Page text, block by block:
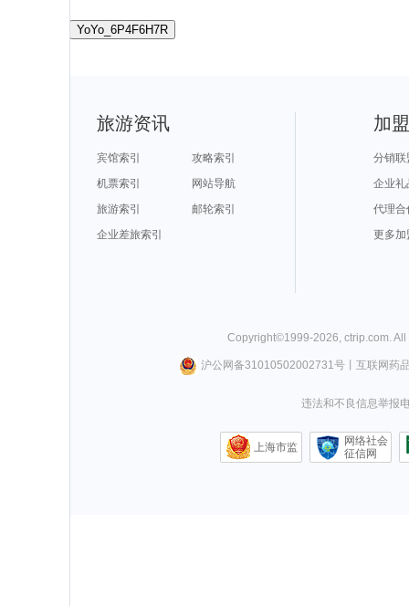
YoYo_6P4F6H7R
旅游资讯
宾馆索引
攻略索引
机票索引
网站导航
旅游索引
邮轮索引
企业差旅索引
加
分销联
企业礼
代理合
更多加
Copyright©1999-2026 ctrip.com .
沪公网备31010502002731号丨 互联网药
违法和不良信息举报
上海市监
网络社会
征信网